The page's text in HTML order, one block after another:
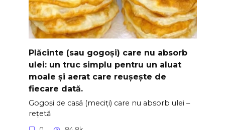
Plăcinte (sau gogoși) care nu absorb
ulei: un truc simplu pentru un aluat
moale și aerat care reușește de
fiecare dată.
Gogoși de casă (meciți) care nu absorb ulei –
rețetă